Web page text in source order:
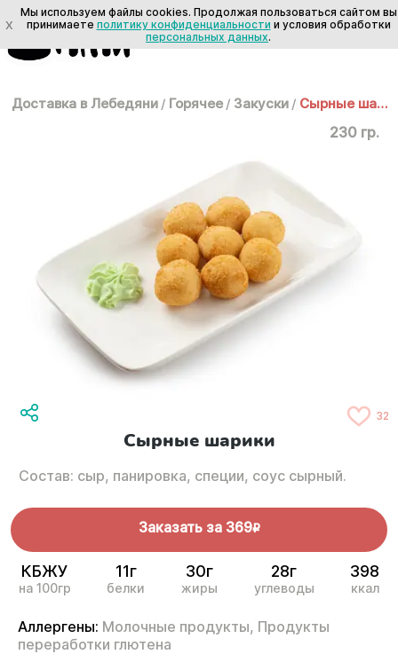
Доставка в Лебедяни / Горячее / Закуски / Сырные шарики
230 гр.
32
Сырные шарики
Состав: сыр, панировка, специи, соус сырный.
Заказать за 369R
КБЖУ
на 100гр
11г
белки
30г
жиры
28г
углеводы
398
ккал
Аллергены: Молочные продукты, Продукты
переработки глютена
X
Мы используем файлы cookies. Продолжая пользоваться сайтом вы
принимаете политику конфиденциальности и условия обработки
персональных данных.